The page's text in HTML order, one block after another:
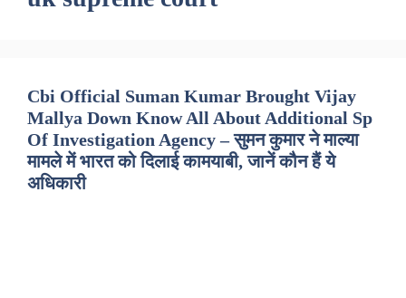
Cbi Official Suman Kumar Brought Vijay
Mallya Down Know All About Additional Sp
Of Investigation Agency – सुमन कुमार ने माल्या
मामले में भारत को दिलाई कामयाबी, जानें कौन हैं ये
अधिकारी